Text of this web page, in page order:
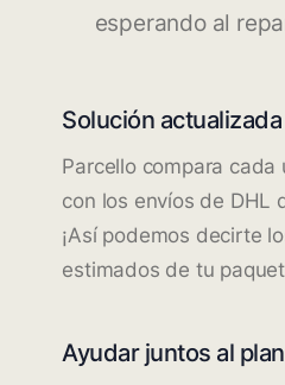
esperando al
Solución actualizada
Parcello compara cada
con los envíos de DHL
¡Así podemos decirte
estimados de tu
Ayudar juntos al